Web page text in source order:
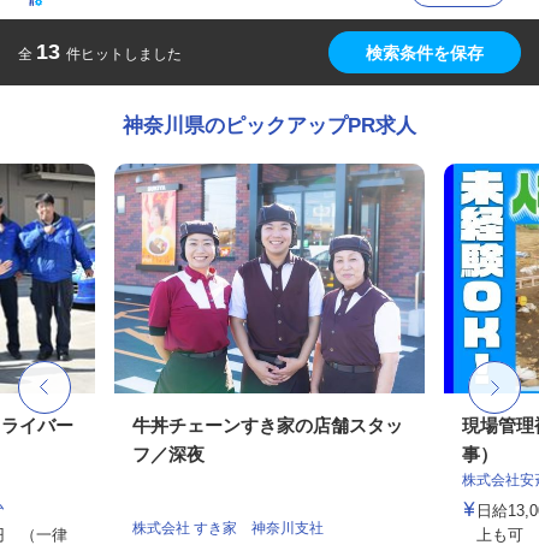
全 13 件ヒットしました 検索条件を保存
神奈川県のピックアップPR求人
イバー
（一律
牛丼チェーンすき家の店舗スタッ
フ／深夜
株式会社 すき家 神奈川支社
現場管理
事）
株式会社安
日給
上も可